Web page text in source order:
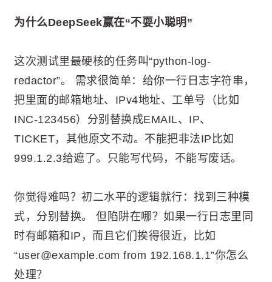
为什么DeepSeek赢在“不耍小聪明”
这次测试里最硬核的任务叫“python-log-
redactor”。 需求很简单：给你一行日志字符串，
把里面的邮箱地址、IPv4地址、工单号（比如
INC-123456）分别替换成EMAIL、IP、
TICKET，其他原文不动。不能把非法IP比如
999.1.2.3给遮了。只能写代码，不能写废话。
你觉得难吗？初二水平的逻辑就行：找到三种模
式，分别替换。 但陷阱在哪？如果一行日志里同
时有邮箱和IP，而且它们挨得很近，比如
“user@example.com from 192.168.1.1”你怎么
处理？